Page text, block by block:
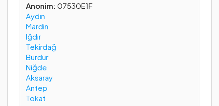
Anonim: 07530E1F
Aydın
Mardin
Iğdır
Tekirdağ
Burdur
Niğde
Aksaray
Antep
Tokat